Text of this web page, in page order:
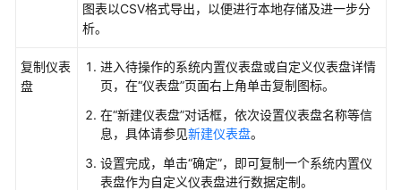
2.0
图表以CSV格式导出，以便进行本地存储及进一步分
析。
复制仪表
盘
进入待操作的系统内置仪表盘或自定义仪表盘详情
页，在“仪表盘”页面右上角单击复制图标。
在“新建仪表盘”对话框，依次设置仪表盘名称等信
息，具体请参见新建仪表盘。
设置完成，单击“确定”，即可复制一个系统内置仪
表盘作为自定义仪表盘进行数据定制。